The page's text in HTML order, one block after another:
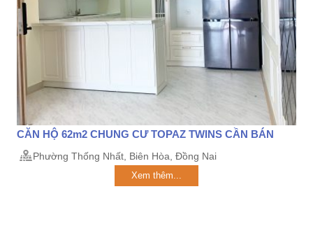
CĂN HỘ 62m2 CHUNG CƯ TOPAZ TWINS CẦN BÁN
Phường Thống Nhất, Biên Hòa, Đồng Nai
Xem thêm...